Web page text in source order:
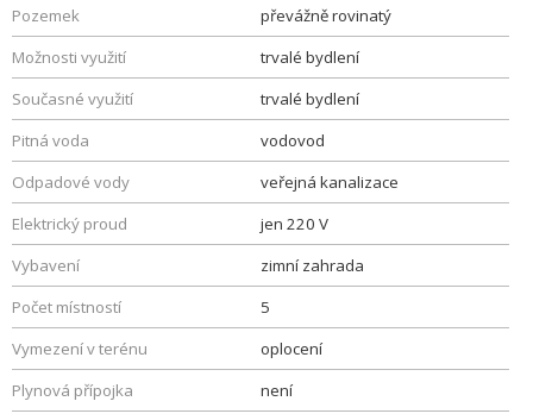
Pozemek
převážně rovinatý
Možnosti využití
trvalé bydlení
Současné využití
trvalé bydlení
Pitná voda
vodovod
Odpadové vody
veřejná kanalizace
Elektrický proud
jen 220 V
Vybavení
zimní zahrada
Počet místností
5
Vymezení v terénu
oplocení
Plynová přípojka
není